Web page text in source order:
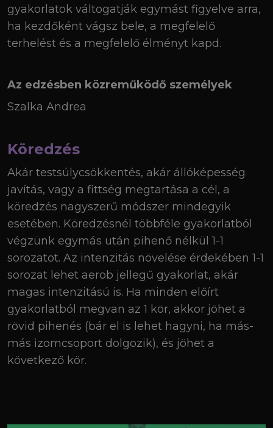
gyakorlatok váltogatják egymást figyelve arra,
ha kezdőként vágsz bele, a megfelelő
terhelést és a megfelelő élményt kapd.
Az edzésben közreműködő személyek
Szalka Andrea
Köredzés
Akár testsúlycsökkentés, akár állóképesség
javítás, vagy a fittség megtartása a cél, a
köredzés nagyszerű módszer mindegyik
esetében. Köredzésnél többféle gyakorlatból
végzünk egymás után pihenő nélkül 1-1
sorozatot. Az intenzitás növelése érdekében 1-1
sorozat lehet aerob jellegű gyakorlat, akár
magas intenzitású is. Ha minden előírt
gyakorlatból megvan az 1 kör, akkor jöhet a
rövid pihenés (bár el is lehet hagyni, ha más-
más izomcsoport dolgozik), és jöhet a
következő kör.